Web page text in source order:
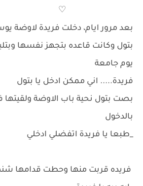
♡
بعد مرور ايام، دخلت فريدة لاوضة
بتول وكانت قاعده بتجهز نفسها
يوم جامعة
فريدة..... اني ممكن ادخل يا بتول
بصت بتول نحية باب الاوضة
بالدخول
_طبعا يا فريدة اتفضلي ادخلي
فريده قربت منها وحطت قدامها